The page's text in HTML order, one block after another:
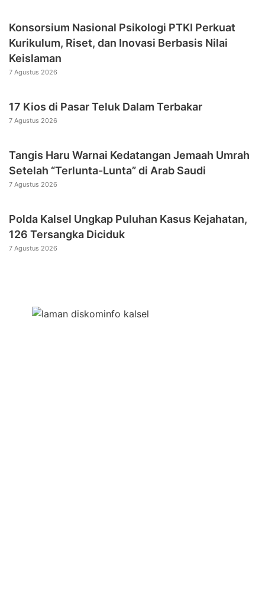
Konsorsium Nasional Psikologi PTKI Perkuat
Kurikulum, Riset, dan Inovasi Berbasis Nilai
Keislaman
7 Agustus 2026
17 Kios di Pasar Teluk Dalam Terbakar
7 Agustus 2026
Tangis Haru Warnai Kedatangan Jemaah Umrah
Setelah “Terlunta-Lunta” di Arab Saudi
7 Agustus 2026
Polda Kalsel Ungkap Puluhan Kasus Kejahatan,
126 Tersangka Diciduk
7 Agustus 2026